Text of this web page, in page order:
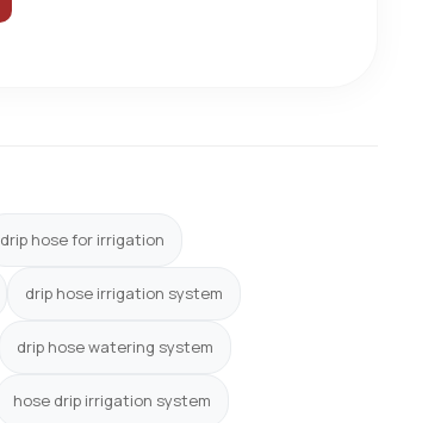
drip hose for irrigation
drip hose irrigation system
drip hose watering system
hose drip irrigation system